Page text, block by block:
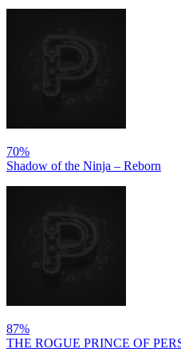
70%
Shadow of the Ninja – Reborn
87%
THE ROGUE PRINCE OF